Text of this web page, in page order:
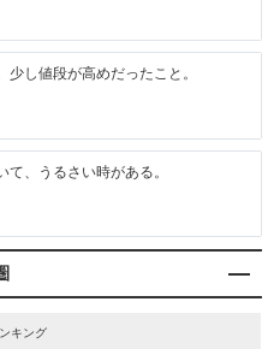
し値段が高めだったこと。
、うるさい時がある。
キング